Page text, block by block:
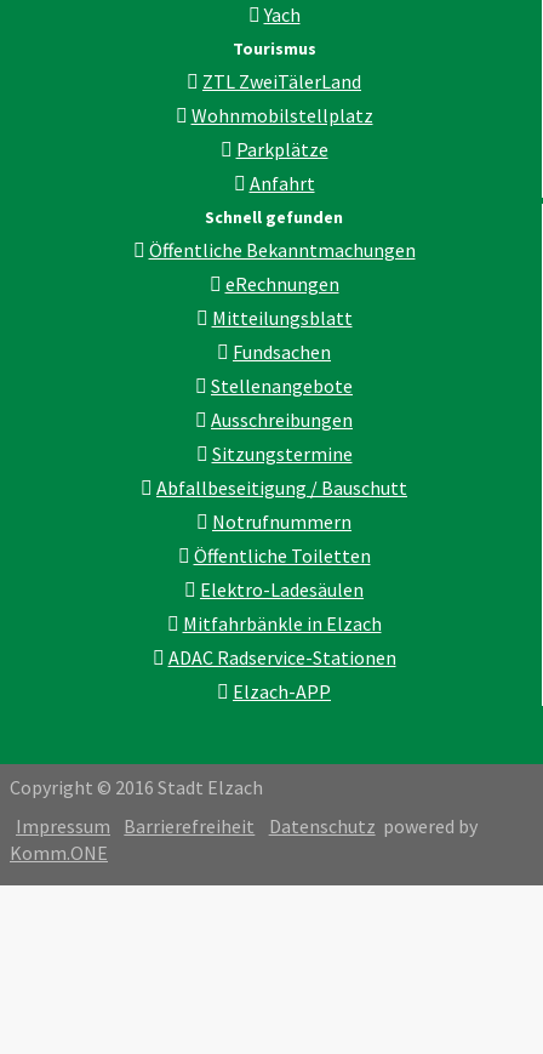
Yach
Tourismus
ZTL ZweiTälerLand
Wohnmobilstellplatz
Parkplätze
Anfahrt
Schnell gefunden
Öffentliche Bekanntmachungen
eRechnungen
Mitteilungsblatt
Fundsachen
Stellenangebote
Ausschreibungen
Sitzungstermine
Abfallbeseitigung / Bauschutt
Notrufnummern
Öffentliche Toiletten
Elektro-Ladesäulen
Mitfahrbänkle in Elzach
ADAC Radservice-Stationen
Elzach-APP
Copyright © 2016 Stadt Elzach
Impressum
Barrierefreiheit Datenschutz powered by
Komm.ONE